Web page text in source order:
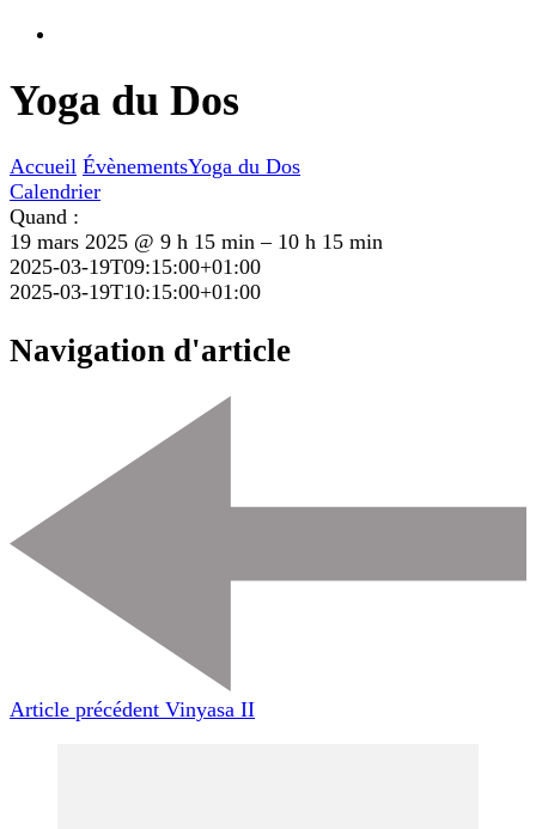
Yoga du Dos
Accueil ÉvènementsYoga du Dos
Calendrier
Quand :
19 mars 2025 @ 9 h 15 min – 10 h 15 min
2025-03-19T09:15:00+01:00
2025-03-19T10:15:00+01:00
Navigation d'article
Article précédent Vinyasa II